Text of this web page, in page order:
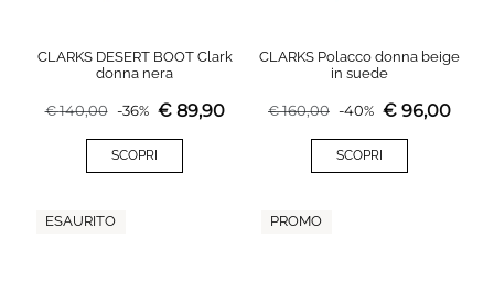
CLARKS DESERT BOOT Clark
donna nera
€140,00 -36% € 89,90
SCOPRI
CLARKS Polacco donna beige
in suede
€160,00 -40% € 96,00
SCOPRI
ESAURITO PROMO